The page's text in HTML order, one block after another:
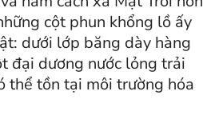
cột phun khổng lồ ấy
dưới lớp băng dày hàng
đại dương nước lỏng trải
thể tồn tại môi trường hóa